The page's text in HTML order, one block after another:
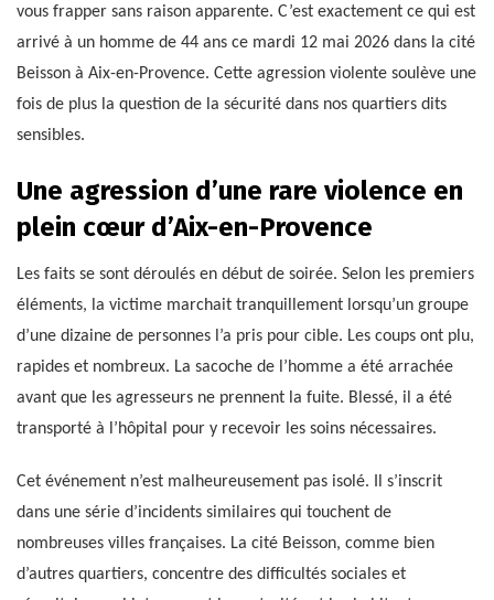
vous frapper sans raison apparente. C’est exactement ce qui est
arrivé à un homme de 44 ans ce mardi 12 mai 2026 dans la cité
Beisson à Aix-en-Provence. Cette agression violente soulève une
fois de plus la question de la sécurité dans nos quartiers dits
sensibles.
Une agression d’une rare violence en
plein cœur d’Aix-en-Provence
Les faits se sont déroulés en début de soirée. Selon les premiers
éléments, la victime marchait tranquillement lorsqu’un groupe
d’une dizaine de personnes l’a pris pour cible. Les coups ont plu,
rapides et nombreux. La sacoche de l’homme a été arrachée
avant que les agresseurs ne prennent la fuite. Blessé, il a été
transporté à l’hôpital pour y recevoir les soins nécessaires.
Cet événement n’est malheureusement pas isolé. Il s’inscrit
dans une série d’incidents similaires qui touchent de
nombreuses villes françaises. La cité Beisson, comme bien
d’autres quartiers, concentre des difficultés sociales et